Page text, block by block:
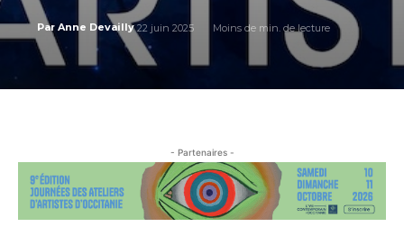
Par Anne Devailly 22 juin 2025 Moins de min. de lecture
- Partenaires -